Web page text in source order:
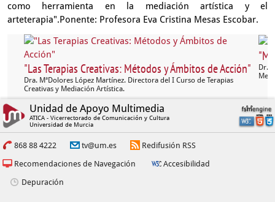
como herramienta en la mediación artística y el
arteterapia".Ponente: Profesora Eva Cristina Mesas Escobar.
"Las Terapias Creativas: Métodos y Ámbitos de Acción"
Dra. MªDolores López Martínez. Directora del I Curso de Terapias
Creativas y Mediación Artística.
Dr.
Unidad de Apoyo Multimedia
ATICA - Vicerrectorado de Comunicación y Cultura
Universidad de Murcia
868 88 4222 tv@um.es
Redifusión RSS
Recomendaciones de Navegación
Accesibilidad
Depuración